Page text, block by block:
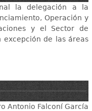
la delegación a la
Operación y
y el Sector de
de las áreas
Antonio Falconí García